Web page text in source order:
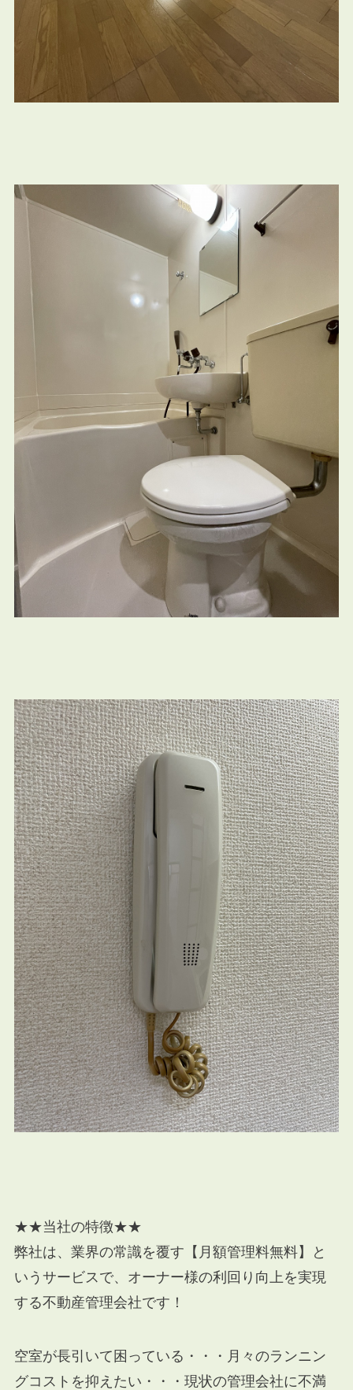
★★当社の特徴★★
弊社は、業界の常識を覆す【月額管理料無料】と
いうサービスで、オーナー様の利回り向上を実現
する不動産管理会社です！
空室が長引いて困っている・・・月々のランニン
グコストを抑えたい・・・現状の管理会社に不満